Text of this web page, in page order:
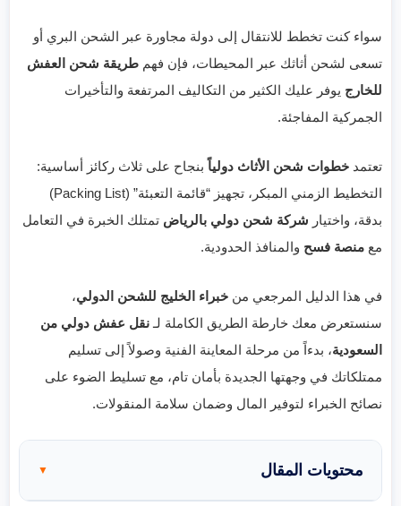
سواء كنت تخطط للانتقال إلى دولة مجاورة عبر الشحن البري أو
تسعى لشحن أثاثك عبر المحيطات، فإن فهم طريقة شحن العفش
للخارج يوفر عليك الكثير من التكاليف المرتفعة والتأخيرات
الجمركية المفاجئة.
تعتمد خطوات شحن الأثاث دولياً بنجاح على ثلاث ركائز أساسية:
التخطيط الزمني المبكر، تجهيز “قائمة التعبئة” (Packing List)
بدقة، واختيار شركة شحن دولي بالرياض تمتلك الخبرة في التعامل
مع منصة فسح والمنافذ الحدودية.
في هذا الدليل المرجعي من خبراء الخليج للشحن الدولي،
سنستعرض معك خارطة الطريق الكاملة لـ نقل عفش دولي من
السعودية، بدءاً من مرحلة المعاينة الفنية وصولاً إلى تسليم
ممتلكاتك في وجهتها الجديدة بأمان تام، مع تسليط الضوء على
نصائح الخبراء لتوفير المال وضمان سلامة المنقولات.
محتويات المقال ▼